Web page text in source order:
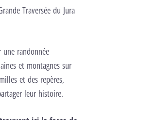
Traversée du Jura
randonnée
et montagnes sur
et des repères,
leur histoire.